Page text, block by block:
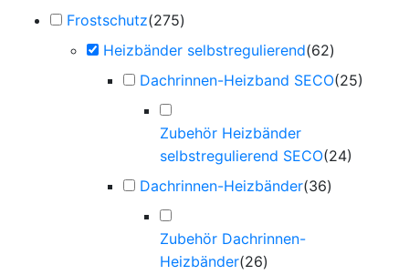
Frostschutz(275)
Heizbänder selbstregulierend(62)
Dachrinnen-Heizband SECO(25)
Zubehör Heizbänder
selbstregulierend SECO(24)
Dachrinnen-Heizbänder(36)
Zubehör Dachrinnen-
Heizbänder(26)